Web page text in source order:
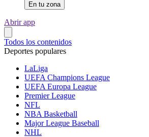
En tu zona
Abrir app
Todos los contenidos
Deportes populares
LaLiga
UEFA Champions League
UEFA Europa League
Premier League
NFL
NBA Basketball
Major League Baseball
NHL